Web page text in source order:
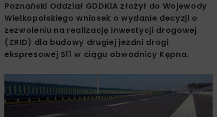
Poznański Oddział GDDKiA złożył do Wojewody
Wielkopolskiego wniosek o wydanie decyzji o
zezwoleniu na realizację inwestycji drogowej
(ZRID) dla budowy drugiej jezdni drogi
ekspresowej S11 w ciągu obwodnicy Kępna.